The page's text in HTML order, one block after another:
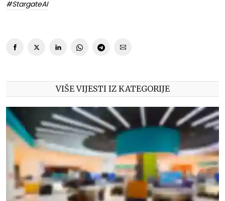
#StargateAI
VIŠE VIJESTI IZ KATEGORIJE